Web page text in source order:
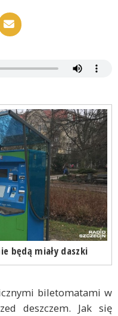
będą miały daszki
biletomatami w
deszczem. Jak się